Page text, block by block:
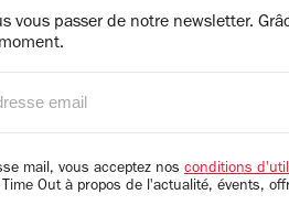
vous passer de notre newsletter.
mail, vous acceptez nos conditions
Out à propos de l'actualité, évents,